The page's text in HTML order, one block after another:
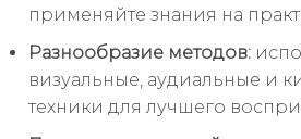
применяйте знания на
Разнообразие методов:
визуальные, аудиальные и
техники для лучшего